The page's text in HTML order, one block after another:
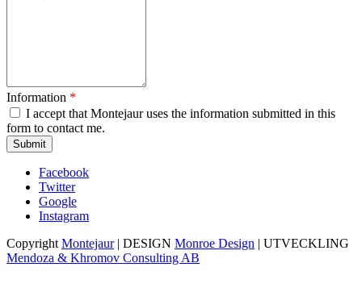
Information *
I accept that Montejaur uses the information submitted in this
form to contact me.
Captcha
Facebook
Twitter
Google
Instagram
Copyright Montejaur| DESIGN Monroe Design | UTVECKLING
Mendoza & Khromov Consulting AB